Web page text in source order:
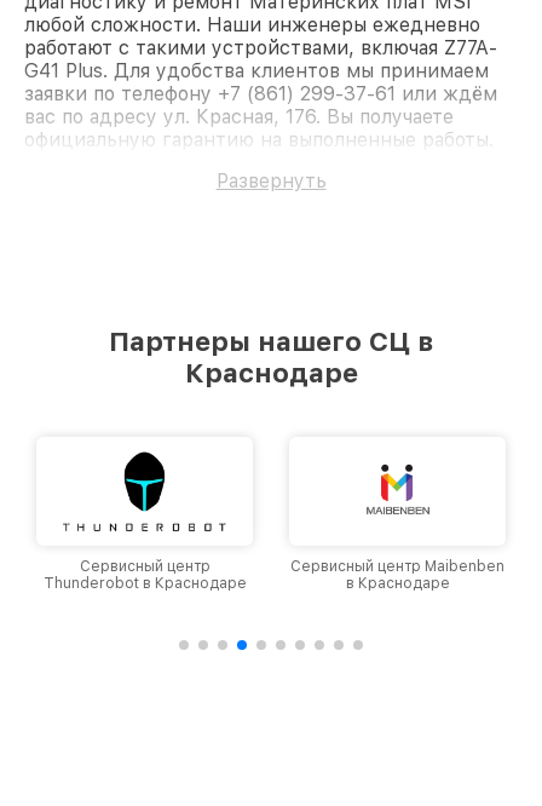
любой сложности. Наши инженеры ежедневно
работают с такими устройствами, включая Z77A-
G41 Plus. Для удобства клиентов мы принимаем
заявки по телефону +7 (861) 299-37-61 или ждём
вас по адресу ул. Красная, 176. Вы получаете
официальную гарантию на выполненные работы.
Развернуть
Партнеры нашего СЦ в
Краснодаре
Сервисный центр
Thunderobot в Краснодаре
Сервисный центр Maibenben
в Краснодаре